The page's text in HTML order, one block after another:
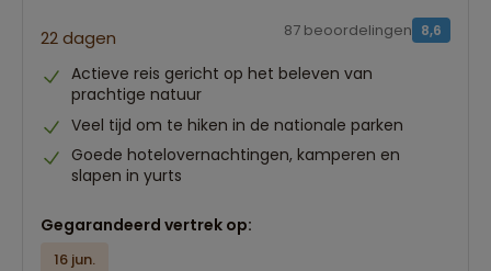
22 dagen 8,6
87 beoordelingen
Actieve reis gericht op het beleven van
prachtige natuur
Veel tijd om te hiken in de nationale parken
Goede hotelovernachtingen, kamperen en
slapen in yurts
Gegarandeerd vertrek op:
16 jun.